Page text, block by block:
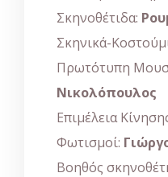
Σκηνοθέτιδα:
Σκηνικά-
Πρωτότυπη
Νικολόπουλος
Επιμέλεια
Φωτισμοί:
Βοηθός